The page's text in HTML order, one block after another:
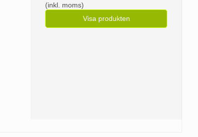
(inkl. moms)
Visa produkten